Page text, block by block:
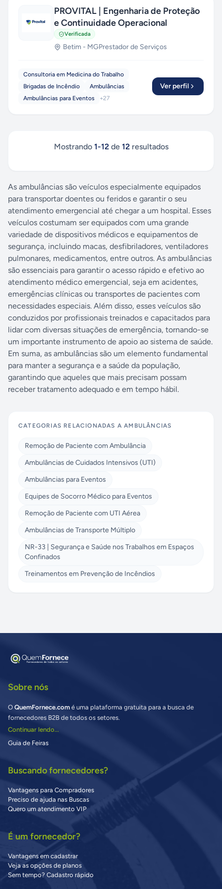
PROVITAL | Engenharia de Proteção
e Continuidade Operacional
Verificada
Betim - MGPrestador de Serviços
Consultoria em Medicina do Trabalho
Brigadas de Incêndio
Ambulâncias
Ambulâncias para Eventos
+27
Ver perfil
Mostrando 1-12de 12resultados
As ambulâncias são veículos especialmente equipados
para transportar doentes ou feridos e garantir o seu
atendimento emergencial até chegar a um hospital. Esses
veículos costumam ser equipados com uma grande
variedade de dispositivos médicos e equipamentos de
segurança, incluindo macas, desfibriladores, ventiladores
pulmonares, medicamentos, entre outros. As ambulâncias
são essenciais para garantir o acesso rápido e efetivo ao
atendimento médico emergencial, seja em acidentes,
emergências clínicas ou transportes de pacientes com
necessidades especiais. Além disso, esses veículos são
conduzidos por profissionais treinados e capacitados para
lidar com diversas situações de emergência, tornando-se
um importante instrumento de apoio ao sistema de saúde.
Em suma, as ambulâncias são um elemento fundamental
para manter a segurança e a saúde da população,
garantindo que aqueles que mais precisam possam
receber tratamento adequado e em tempo hábil.
CATEGORIAS RELACIONADAS AAMBULÂNCIAS
Remoção de Paciente com Ambulância
Ambulâncias de Cuidados Intensivos (UTI)
Ambulâncias para Eventos
Equipes de Socorro Médico para Eventos
Remoção de Paciente com UTI Aérea
Ambulâncias de Transporte Múltiplo
NR-33 | Segurança e Saúde nos Trabalhos em Espaços
Confinados
Treinamentos em Prevenção de Incêndios
Sobre nós
O QuemFornece.com é uma plataforma gratuita para a busca de
fornecedores B2B de todos os setores.
Continuar lendo...
Guia de Feiras
Buscando fornecedores?
Vantagens para Compradores
Preciso de ajuda nas Buscas
Quero um atendimento VIP
É um fornecedor?
Vantagens em cadastrar
Veja as opções de planos
Sem tempo? Cadastro rápido